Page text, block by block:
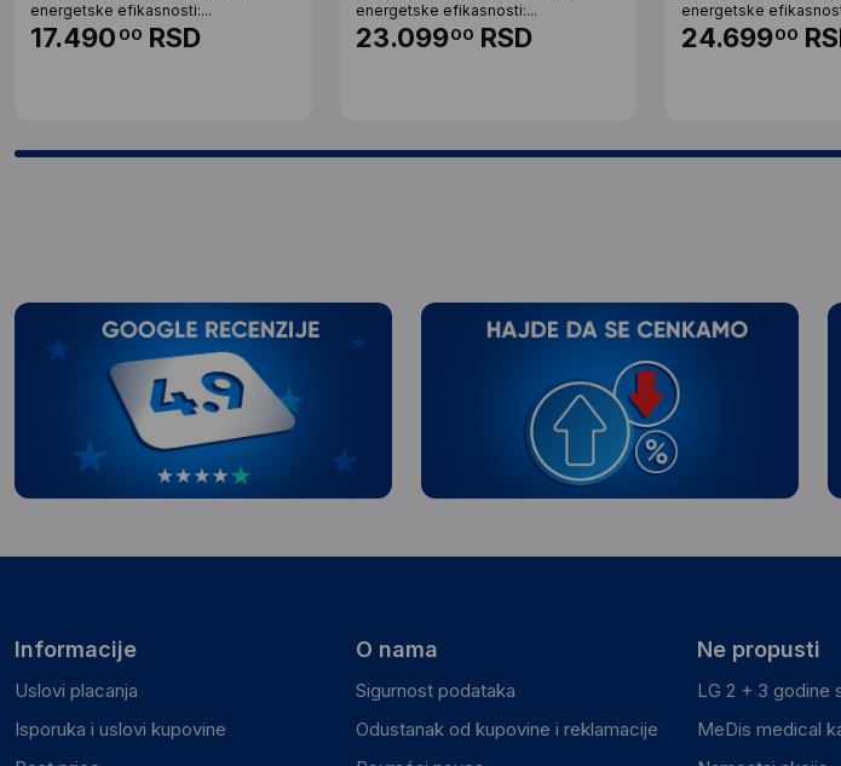
energetske efikasnosti:...
17.490 00 RSD
energetske efikasnosti:...
23.09900 RSD
energetske
24.69900
Informacije
Uslovi placanja
Isporuka i uslovi kupovine
O nama
Sigurnost podataka
Odustanak od kupovine i reklamacije
Ne propusti
LG 2 + 3 godine
MeDis medical